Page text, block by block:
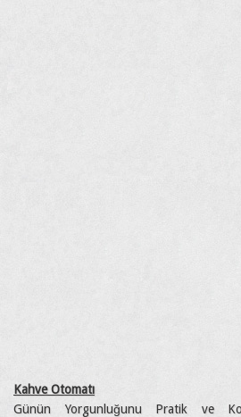
Kahve Otomatı
Günün Yorgunluğunu Pratik ve